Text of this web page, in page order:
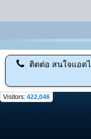
ติดต่อ สนใจแอด
Visitors: 422,046